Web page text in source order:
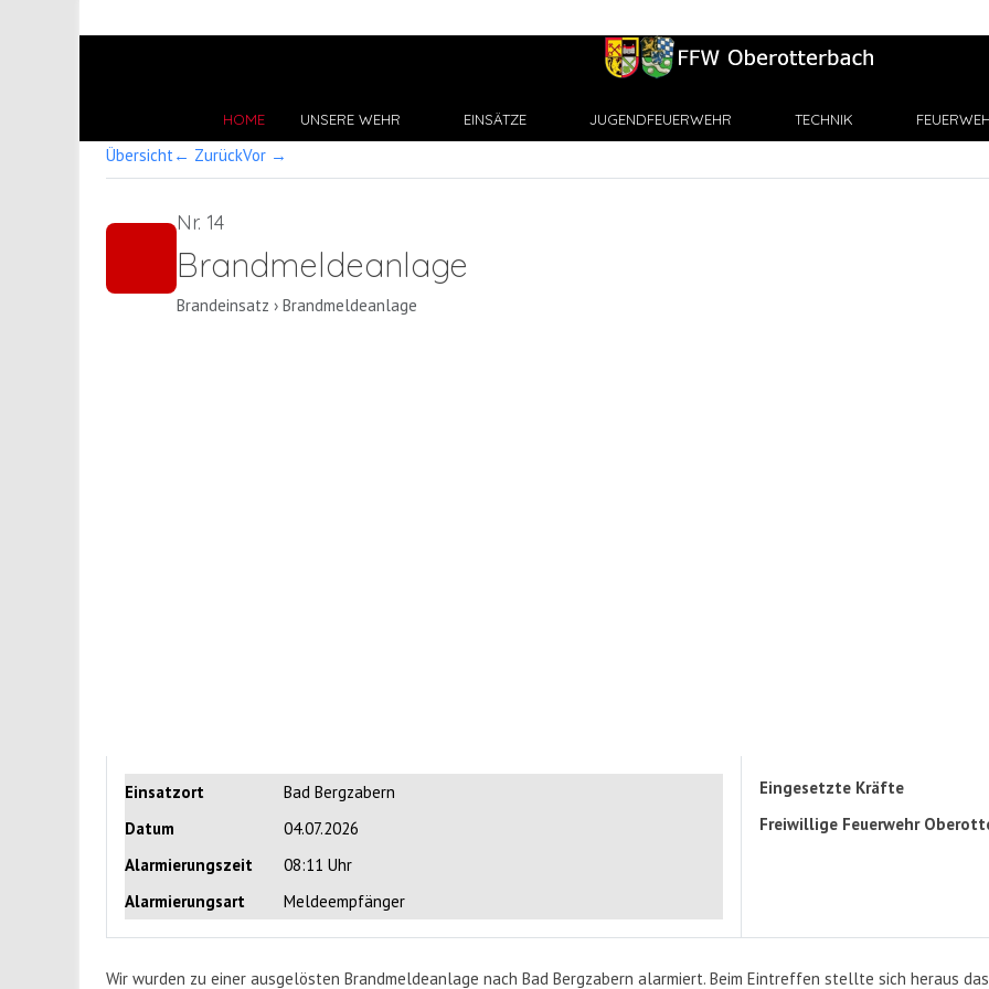
HOME UNSERE WEHR EINSÄTZE JUGENDFEUERWEHR TECHNIK
Übersicht← ZurückVor →
Nr. 14
Brandmeldeanlage
Brandeinsatz › Brandmeldeanlage
Einsatzort
Bad Bergzabern
Datum
04.07.2026
Alarmierungszeit
08:11 Uhr
Alarmierungsart
Meldeempfänger
Eingesetzte Kräfte
Freiwillige Feuerwehr
Wir wurden zu einer ausgelösten Brandmeldeanlage nach Bad Bergzabern alarmiert. Beim Eintreffen stellte sich heraus